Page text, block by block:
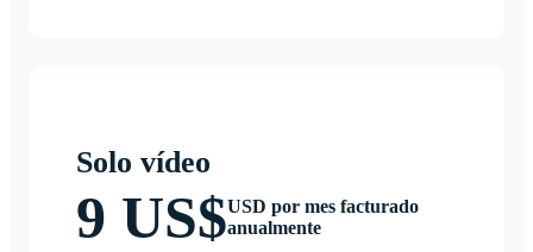
Solo vídeo
9 US$USD por mes facturado
anualmente